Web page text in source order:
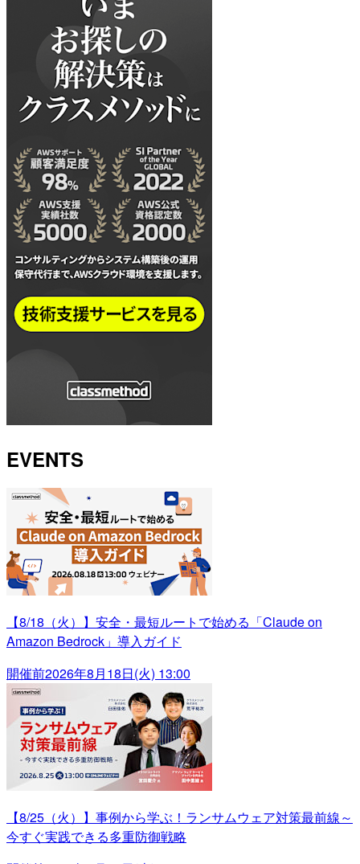
EVENTS
【8/18（火）】安全・最短ルートで始める「Claude on
Amazon Bedrock」導入ガイド
開催前2026年8月18日(火) 13:00
【8/25（火）】事例から学ぶ！ランサムウェア対策最前線～
今すぐ実践できる多重防御戦略